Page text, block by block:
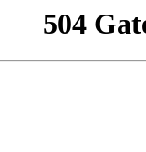
504